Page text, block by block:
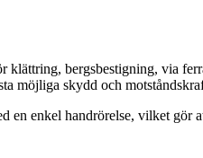
klättring, bergsbestigning, via
möjliga skydd och
en enkel handrörelse, vilket